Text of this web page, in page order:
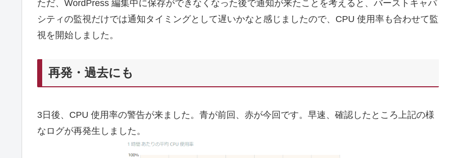
ただ、WordPress 編集中に保存ができなくなった後で通知が来たことを考えると、バーストキャパ
シティの監視だけでは通知タイミングとして遅いかなと感じましたので、CPU 使用率も合わせて監
視を開始しました。
再発・過去にも
3日後、CPU 使用率の警告が来ました。青が前回、赤が今回です。早速、確認したところ上記の様
なログが再発生しました。